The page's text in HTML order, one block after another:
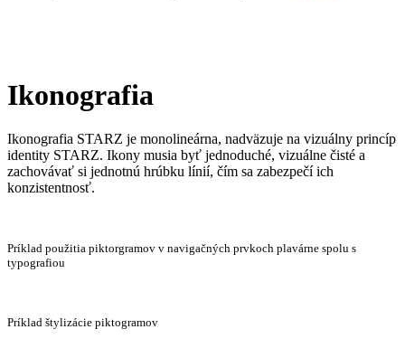
Ikonografia
Ikonografia STARZ je monolineárna, nadväzuje na vizuálny princíp
identity STARZ. Ikony musia byť jednoduché, vizuálne čisté a
zachovávať si jednotnú hrúbku línií, čím sa zabezpečí ich
konzistentnosť.
Príklad použitia piktorgramov v navigačných prvkoch plavárne spolu s
typografiou
Príklad štylizácie piktogramov